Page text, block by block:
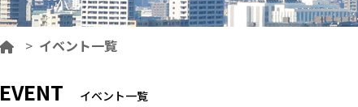
> イベント一覧
EVENT イベント一覧